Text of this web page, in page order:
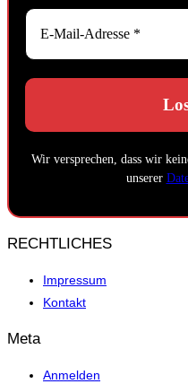
Wir versprechen, dass wir
unserer
RECHTLICHES
Impressum
Kontakt
Meta
Anmelden